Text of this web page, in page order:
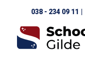
038 - 234 09 11